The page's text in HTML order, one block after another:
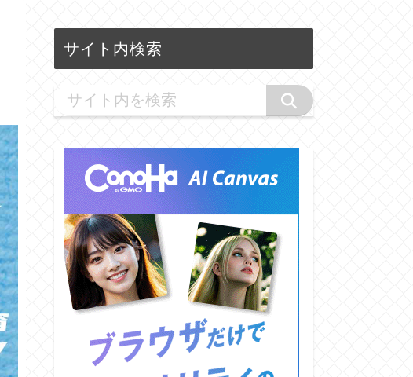
サイト内検索